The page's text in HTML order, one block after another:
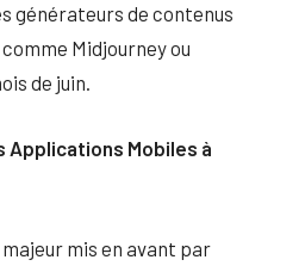
générateurs de contenus
Midjourney ou
de juin.
Applications Mobiles à
mis en avant par